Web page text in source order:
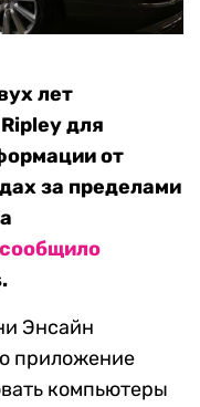
лет
для
от
за пределами
сообщило
Энсайн
приложение
компьютеры